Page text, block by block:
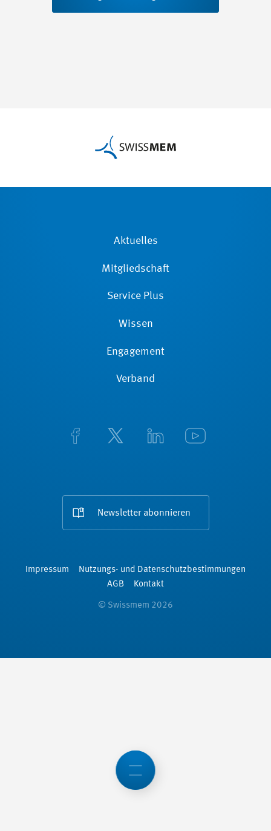
Aktuelles
Mitgliedschaft
Service Plus
Wissen
Engagement
Verband
Newsletter abonnieren
Impressum
Nutzungs- und Datenschutzbestimmungen
AGB
Kontakt
© Swissmem 2026